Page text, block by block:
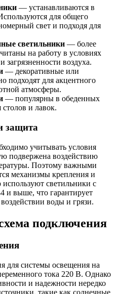
— устанавливаются в
для общего
свет и подходя для
светильники — более
на работу в условиях
воздуха.
— декоративные или
подходят для акцентного
атмосферы.
— популярны в обеденных
и лавок.
защита
учитывать условия
подвержена воздействию
Поэтому важными
механизмы крепления и
светильники с
и выше, что гарантирует
воды и грязи.
подключения
для системы освещения на
тока 220 В. Однако
и надежности нередко